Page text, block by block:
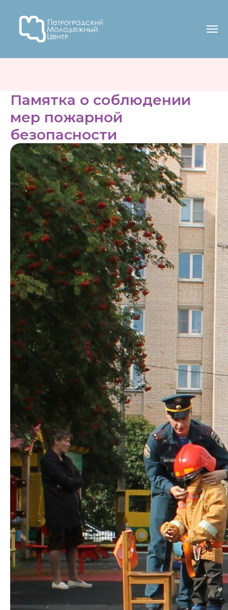
Памятка о соблюдении
мер пожарной
безопасности